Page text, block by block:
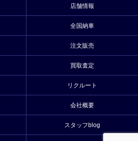
店舗情報
全国納車
注文販売
買取査定
リクルート
会社概要
スタッフblog